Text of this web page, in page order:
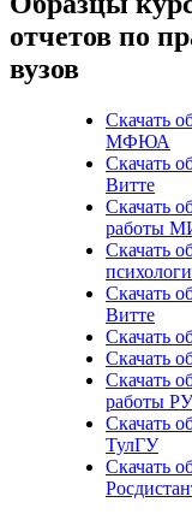
отчетов по
вузов
Скачать
МФЮА
Скачать
Витте
Скачать
работы
Скачать
Скачать
Витте
Скачать
Скачать
Скачать
работы
Скачать
ТулГУ
Скачать